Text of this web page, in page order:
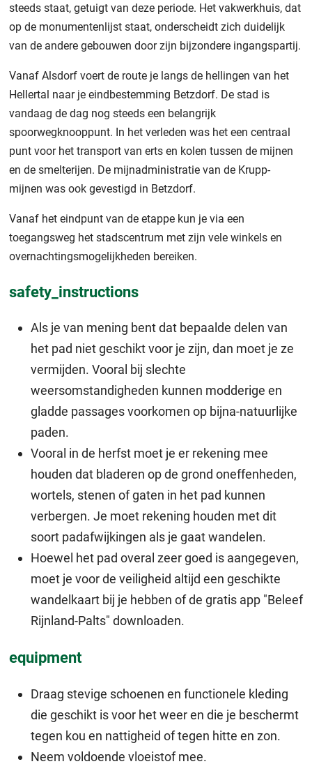
steeds staat, getuigt van deze periode. Het vakwerkhuis, dat
op de monumentenlijst staat, onderscheidt zich duidelijk
van de andere gebouwen door zijn bijzondere ingangspartij.
Vanaf Alsdorf voert de route je langs de hellingen van het
Hellertal naar je eindbestemming Betzdorf. De stad is
vandaag de dag nog steeds een belangrijk
spoorwegknooppunt. In het verleden was het een centraal
punt voor het transport van erts en kolen tussen de mijnen
en de smelterijen. De mijnadministratie van de Krupp-
mijnen was ook gevestigd in Betzdorf.
Vanaf het eindpunt van de etappe kun je via een
toegangsweg het stadscentrum met zijn vele winkels en
overnachtingsmogelijkheden bereiken.
safety_instructions
Als je van mening bent dat bepaalde delen van
het pad niet geschikt voor je zijn, dan moet je ze
vermijden. Vooral bij slechte
weersomstandigheden kunnen modderige en
gladde passages voorkomen op bijna-natuurlijke
paden.
Vooral in de herfst moet je er rekening mee
houden dat bladeren op de grond oneffenheden,
wortels, stenen of gaten in het pad kunnen
verbergen. Je moet rekening houden met dit
soort padafwijkingen als je gaat wandelen.
Hoewel het pad overal zeer goed is aangegeven,
moet je voor de veiligheid altijd een geschikte
wandelkaart bij je hebben of de gratis app "Beleef
Rijnland-Palts" downloaden.
equipment
Draag stevige schoenen en functionele kleding
die geschikt is voor het weer en die je beschermt
tegen kou en nattigheid of tegen hitte en zon.
Neem voldoende vloeistof mee.